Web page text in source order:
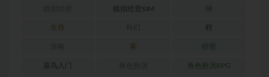
模拟经营SIM 球
生存 程
索 经营
菜鸟入门 角色扮演RPG